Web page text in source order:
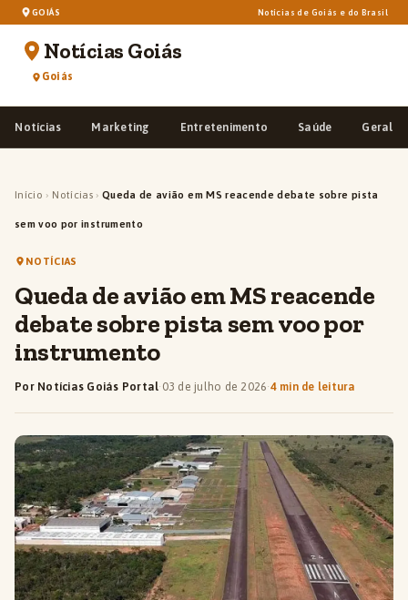
GOIÁS Notícias de Goiás e do Brasil
Notícias Goiás
Goiás
Notícias Marketing Entretenimento Saúde Geral
Início › Notícias › Queda de avião em MS reacende debate sobre pista
sem voo por instrumento
NOTÍCIAS
Queda de avião em MS reacende
debate sobre pista sem voo por
instrumento
Por Notícias Goiás Portal· 03 de julho de 2026·4 min de leitura